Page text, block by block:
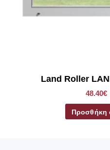
Land Roller
48.40€
Προσθήκη